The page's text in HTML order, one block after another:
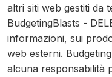
altri siti web gestiti da
BudgetingBlasts -
informazioni, sui
web esterni.
alcuna responsabilità